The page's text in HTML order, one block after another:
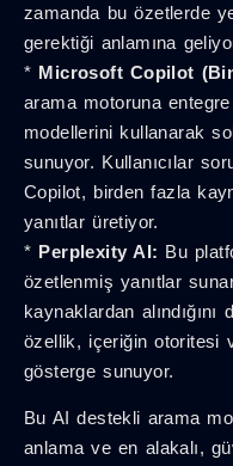
zamanda bu özetlerde
gerektiği anlamına
* Microsoft Copilot
arama motoruna
modellerini kullanarak
sunuyor. Kullanıcılar
Copilot, birden fazla
yanıtlar üretiyor.
* Perplexity AI: Bu
özetlenmiş yanıtlar
kaynaklardan
özellik, içeriğin otoritesi
gösterge sunuyor.
Bu AI destekli arama
anlama ve en alakalı,